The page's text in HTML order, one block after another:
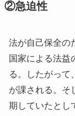
②急迫性
法が自己保全の
国家による法益
る。したがって
が課される。そ
期していたとし